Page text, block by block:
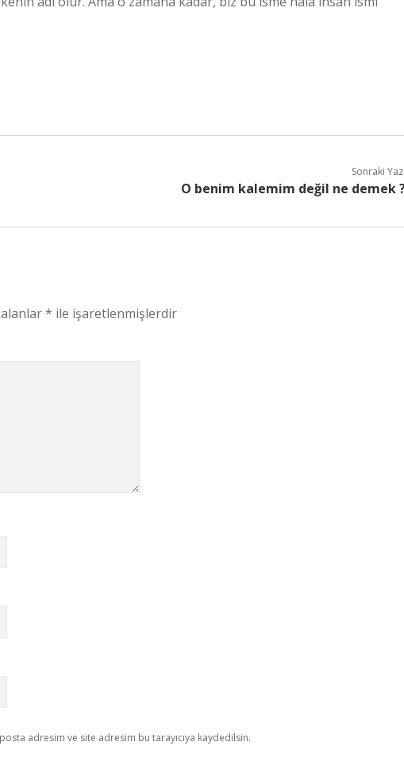
Sonraki
O benim kalemim değil ne demek
* ile işaretlenmişlerdir
adresim ve site adresim bu tarayıcıya kaydedilsin.